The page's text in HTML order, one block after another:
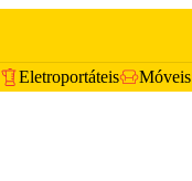
Eletroportáteis Móveis